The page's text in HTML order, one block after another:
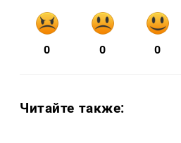
0 0 0
Читайте также: